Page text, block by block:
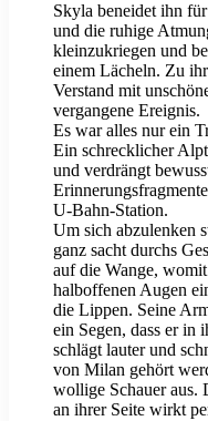
Skyla beneidet ihn
und die ruhige
kleinzukriegen und
einem Lächeln. Zu
Verstand mit
vergangene Ereignis.
Es war alles nur ein
Ein schrecklicher
und verdrängt
U-Bahn-Station.
Um sich abzulenken
ganz sacht durchs
auf die Wange,
halboffenen Augen
die Lippen. Seine
ein Segen, dass er in
schlägt lauter und
von Milan gehört
wollige Schauer aus.
an ihrer Seite wirkt